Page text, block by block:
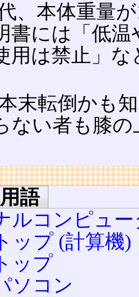
、本体重量
書には「低
用は禁止」
末転倒かも
ない者も膝
語
ルコンピュー
ップ (計算機)
ップ
ソコン